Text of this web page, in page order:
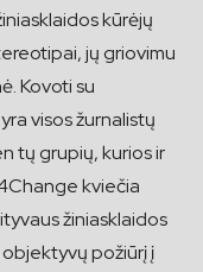
kūrėjų
jų griovimu
Kovoti su
visos žurnalistų
tų grupių, kurios ir
kviečia
žiniasklaidos
požiūrį į